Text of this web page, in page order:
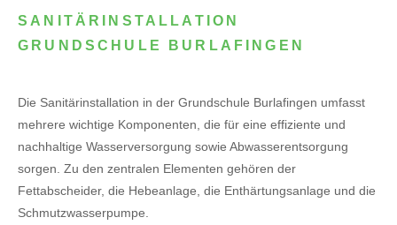
SANITÄRINSTALLATION
GRUNDSCHULE BURLAFINGEN
Die Sanitärinstallation in der Grundschule Burlafingen umfasst
mehrere wichtige Komponenten, die für eine effiziente und
nachhaltige Wasserversorgung sowie Abwasserentsorgung
sorgen. Zu den zentralen Elementen gehören der
Fettabscheider, die Hebeanlage, die Enthärtungsanlage und die
Schmutzwasserpumpe.